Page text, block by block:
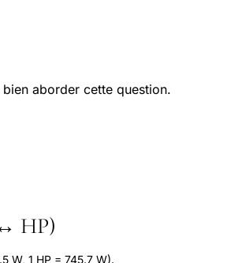
aborder cette question.
HP)
W, 1 HP = 745.7 W).